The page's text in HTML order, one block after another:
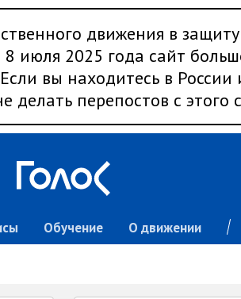
движения в
8 июля 2025 года сайт
вы находитесь в
перепостов с этого
Обучение О движении